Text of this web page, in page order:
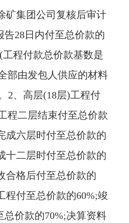
矿集团公司复核后审计
告28日内付至总价款的
工程付款总价款基数是
部由发包人供应的材料
2、高层(18层)工程付
程二层结束付至总价款
成六层时付至总价款的
十二层时付至总价款的
合格后付至总价款的
程付至总价款的60%;竣
总价款的70%;决算资料